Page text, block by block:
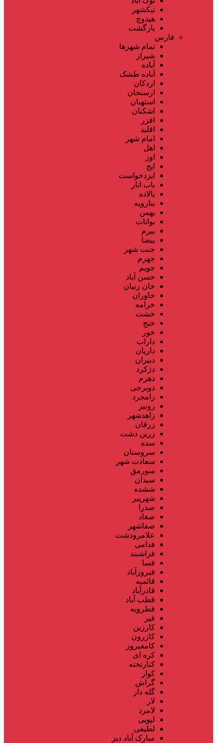
نیکشهر
هیدوچ
بازگشت
فارس
تمام شهر‌ها
شیراز
آباده
آباده طشک
اردکان
ارسنجان
استهبان
اشکنان
افزر
اقلید
امام شهر
اهل
اوز
ایج
ایزدخواست
باب انار
بالاده
بنارویه
بهمن
بوانات
بیرم
بیضا
جنت شهر
جهرم
جویم
حسن آباد
خان زنیان
خاوران
خرامه
خشت
خنج
خور
داراب
داریان
دبیران
دژکرد
دهرم
دوبرجی
رامجرد
رونیز
زاهدشهر
زرقان
زرین دشت
سده
سروستان
سعادت شهر
سورمق
سیدان
ششده
شهرپیر
صدرا
صغاد
صفاشهر
علامرودشت
فدامی
فراشبند
فسا
فیروزآباد
قائمیه
قادرآباد
قطب آباد
قطرویه
قیر
کارزین
کازرون
کامفیروز
کره ای
کنارتخته
کوار
گراش
گله دار
لار
لامرد
لپویی
لطیفی
مبارک آباد دیز